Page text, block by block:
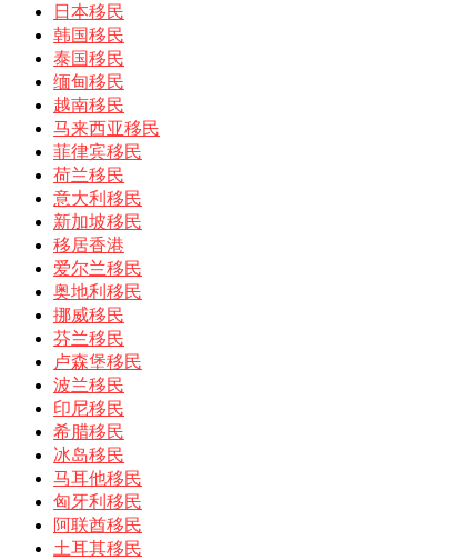
日本移民
韩国移民
泰国移民
缅甸移民
越南移民
马来西亚移民
菲律宾移民
荷兰移民
意大利移民
新加坡移民
移居香港
爱尔兰移民
奥地利移民
挪威移民
芬兰移民
卢森堡移民
波兰移民
印尼移民
希腊移民
冰岛移民
马耳他移民
匈牙利移民
阿联酋移民
土耳其移民